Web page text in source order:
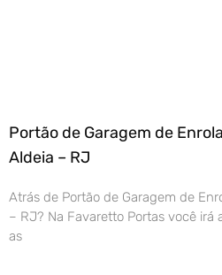
Portão de Garagem de
Aldeia – RJ
Atrás de Portão de Garagem de
– RJ? Na Favaretto Portas você irá
as